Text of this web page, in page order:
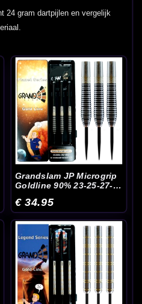
24 gram dartpijlen en vergelijk
Grandslam JP Microgrip
Goldline 90% 23-25-27-
€ 34.95